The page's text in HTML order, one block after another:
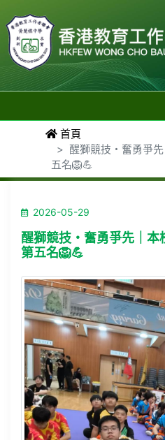
首頁
醒獅競技・奮勇爭
五名🦁💪
2026-05-29
醒獅競技・奮勇爭先｜
第五名🦁💪